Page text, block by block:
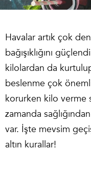
Havalar artık çok
bağışıklığını
kilolardan da
beslenme çok
korurken kilo verme
zamanda
var. İşte mevsim
altın kurallar!